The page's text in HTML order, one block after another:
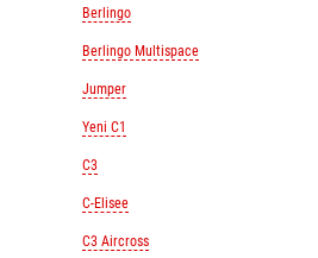
Berlingo
Berlingo Multispace
Jumper
Yeni C1
C3
C-Elisee
C3 Aircross